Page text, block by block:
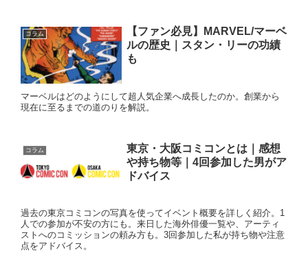
コラム
【ファン必見】MARVEL/マーベ
ルの歴史｜スタン・リーの功績
も
マーベルはどのようにして超人気企業へ成長したのか。創業から
現在に至るまでの道のりを解説。
コラム
東京・大阪コミコンとは｜感想
や持ち物等｜4回参加した男がア
ドバイス
過去の東京コミコンの写真を使ってイベント概要を詳しく紹介。1
人での参加が不安の方にも。来日した海外俳優一覧や、アーティ
ストへのコミッションの頼み方も。3回参加した私が持ち物や注意
点をアドバイス。